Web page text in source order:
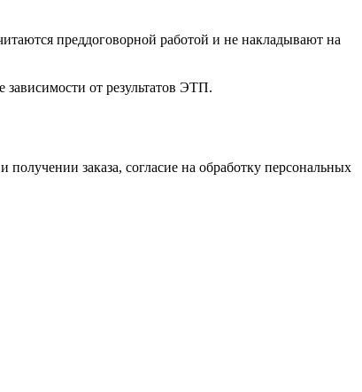
преддоговорной работой и не накладывают на
зависимости от результатов ЭТП.
заказа, согласие на обработку персональных